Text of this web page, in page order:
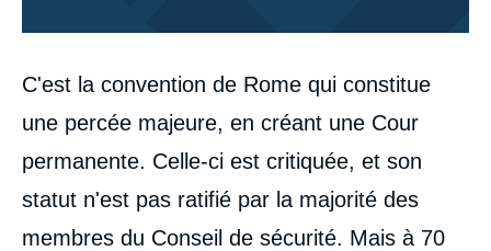
Corps
analyses
C'est la convention de Rome qui constitue
une percée majeure, en créant une Cour
permanente. Celle-ci est critiquée, et son
statut n'est pas ratifié par la majorité des
membres du Conseil de sécurité. Mais à 70